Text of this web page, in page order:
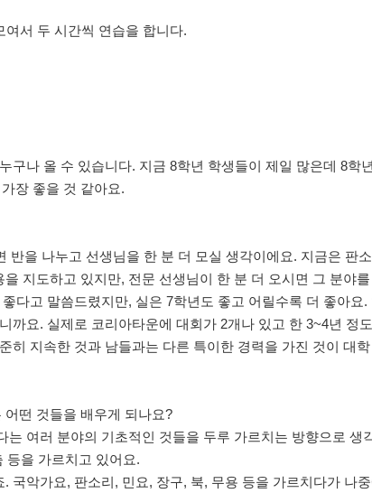
서 두 시간씩 연습을 합니다.
구나 올 수 있습니다. 지금 8학년 학생들이 제일 많은데 8학
장 좋을 것 같아요.
을 나누고 선생님을 한 분 더 모실 생각이에요. 지금은 판소
지도하고 있지만, 전문 선생님이 한 분 더 오시면 그 분야를
다고 말씀드렸지만, 실은 7학년도 좋고 어릴수록 더 좋아요.
까요. 실제로 코리아타운에 대회가 2개나 있고 한 3~4년 정
히 지속한 것과 남들과는 다른 특이한 경력을 가진 것이 대학
떤 것들을 배우게 되나요?
여러 분야의 기초적인 것들을 두루 가르치는 방향으로 생
등을 가르치고 있어요.
국악가요, 판소리, 민요, 장구, 북, 무용 등을 가르치다가 나중